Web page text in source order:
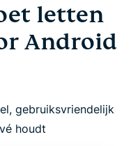
letten
Android
gebruiksvriendelijk
houdt